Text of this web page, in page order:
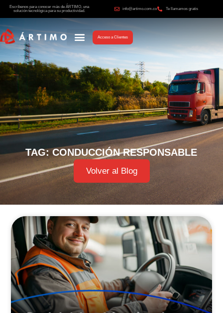
Escríbenos para conocer más de ÁRTIMO, una
solución tecnológica para su productividad.
info@artimo.com.co Te llamamos gratis
Acceso a Clientes
TAG: CONDUCCIÓN RESPONSABLE
Volver al Blog